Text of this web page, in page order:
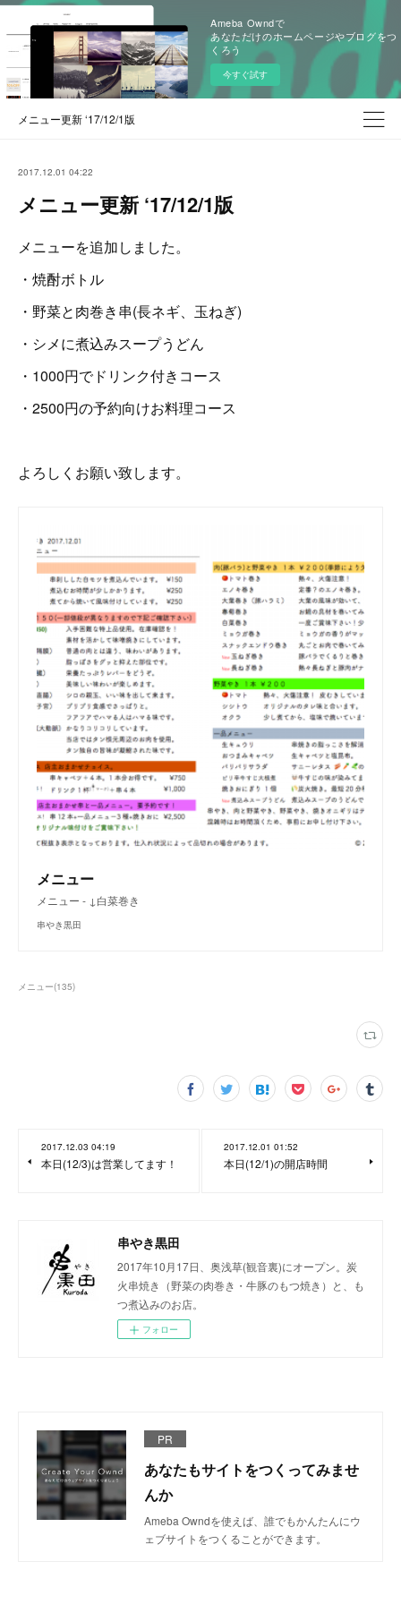
Ameba Owndで
あなただけのホームページやブログをつ
くろう
今すぐ試す
メニュー更新 ‘17/12/1版
2017.12.01 04:22
メニュー更新 ‘17/12/1版
メニューを追加しました。
・焼酎ボトル
・野菜と肉巻き串(長ネギ、玉ねぎ)
・シメに煮込みスープうどん
・1000円でドリンク付きコース
・2500円の予約向けお料理コース
よろしくお願い致します。
メニュー
メニュー - ↓白菜巻き
串やき黒田
メニュー(135)
2017.12.03 04:19
本日(12/3)は営業してます！
2017.12.01 01:52
本日(12/1)の開店時間
串やき黒田
2017年10月17日、奥浅草(観音裏)にオープン。炭
火串焼き（野菜の肉巻き・牛豚のもつ焼き）と、も
つ煮込みのお店。
フォロー
PR
あなたもサイトをつくってみませ
んか
Ameba Owndを使えば、誰でもかんたんにウ
ェブサイトをつくることができます。